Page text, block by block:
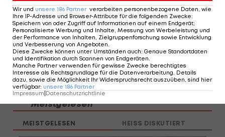
2 der Gruppe qualifizieren sich auch die vier
besten Dritten. Wo dieIsrael-Partie stattfindet,
ist aktuell freilich offen. Die zwei Duelle zwischen
Israelund Griechenland in dieser Woche wurden
angesichts der Eskalation im Nahen Osten auf ein
unbestimmtes Datum verschoben.
Meistgelesen
MEISTGELESEN HEISS DISKUTIERT
Wir und unsere 186 Partner verarbeiten personenbezogene Daten, wie
Ihre IP-Adresse und Browser-Attribute für die folgenden Zwecke:
Speichern von oder Zugriff auf Informationen auf einem Endgerät;
Personalisierte Werbung und Inhalte, Messung von Werbeleistung und
der Performance von Inhalten, Zielgruppenforschung sowie Entwicklung
und Verbesserung von Angeboten
Diese Zwecke können unter Umständen auch: Genaue Standortdaten
und Identifikation durch Scannen von Endgeräten
Manche Partner verwenden für gewisse Zwecke berechtigtes
Interesse als Rechtsgrundlage für die Datenverarbeitung. Details
dazu, sowie die Möglichkeit Ihr Widerspruchsrecht auszuüben, sind hier
verfügbar: unsere 186 Partner
Impressum|Datenschutzrichtlinie